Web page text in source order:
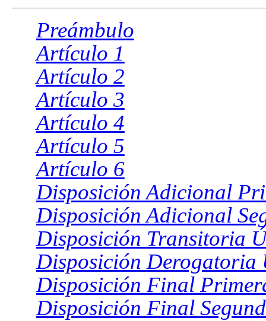
Preámbulo
Artículo 1
Artículo 2
Artículo 3
Artículo 4
Artículo 5
Artículo 6
Disposición Adicional
Disposición Adicional
Disposición Transitoria
Disposición Derogatoria
Disposición Final
Disposición Final